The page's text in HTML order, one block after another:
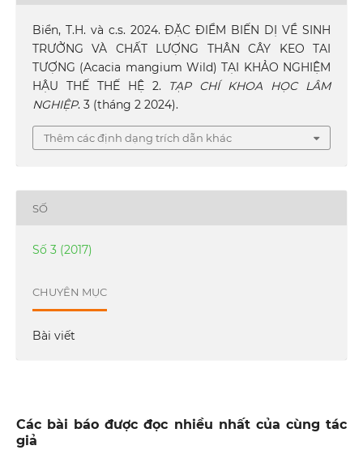
Biển, T.H. và c.s. 2024. ĐẶC ĐIỂM BIẾN DỊ VỀ SINH
TRƯỞNG VÀ CHẤT LƯỢNG THÂN CÂY KEO TAI
TƯỢNG (Acacia mangium Wild) TẠI KHẢO NGHIỆM
HẬU THẾ THẾ HỆ 2. TẠP CHÍ KHOA HỌC LÂM
NGHIỆP. 3 (tháng 2 2024).
Thêm các định dạng trích dẫn khác
SỐ
Số 3 (2017)
CHUYÊN MỤC
Bài viết
Các bài báo được đọc nhiều nhất của cùng tác
giả